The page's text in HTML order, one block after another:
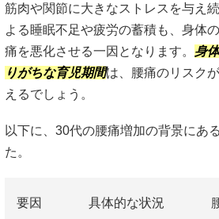
筋肉や関節に大きなストレスを与え
よる睡眠不足や疲労の蓄積も、身体
痛を悪化させる一因となります。 身
りがちな育児期間は、腰痛のリスク
えるでしょう。
以下に、30代の腰痛増加の背景にあ
た。
要因 具体的な状況